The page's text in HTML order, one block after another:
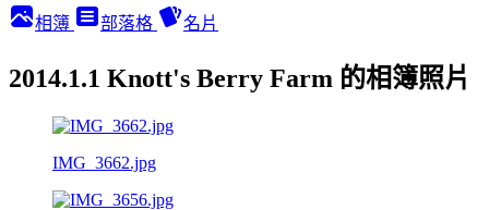
相簿 部落格 名片
2014.1.1 Knott's Berry Farm 的相簿照片
IMG_3662.jpg